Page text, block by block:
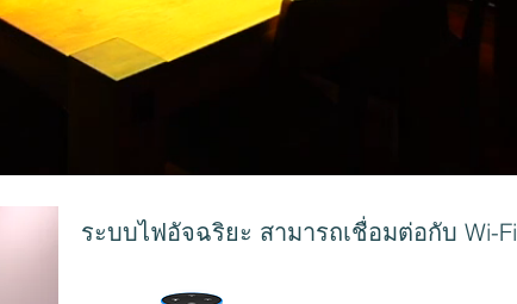
ระบบไฟอัจฉริยะ สามารถเชื่อมต่อกับ Wi-Fi